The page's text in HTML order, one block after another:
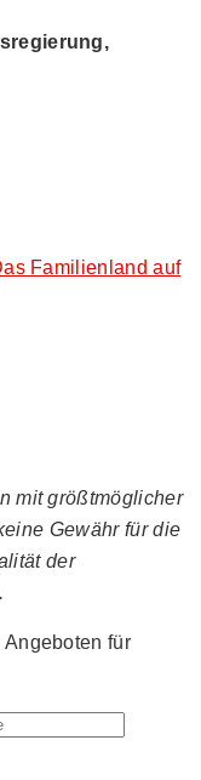
Familienland auf
mit größtmöglicher
Gewähr für die
der
für